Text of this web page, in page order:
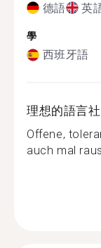
德語 英
學
西班牙語
理想的語言
Offene,
auch mal